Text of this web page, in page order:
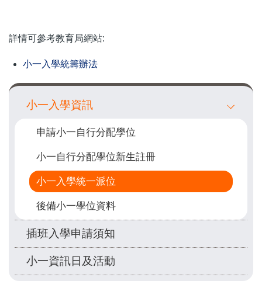
詳情可參考教育局網站:
小一入學統籌辦法
Main
navigation
小一入學資訊
申請小一自行分配學位
小一自行分配學位新生註冊
小一入學統一派位
後備小一學位資料
插班入學申請須知
小一資訊日及活動